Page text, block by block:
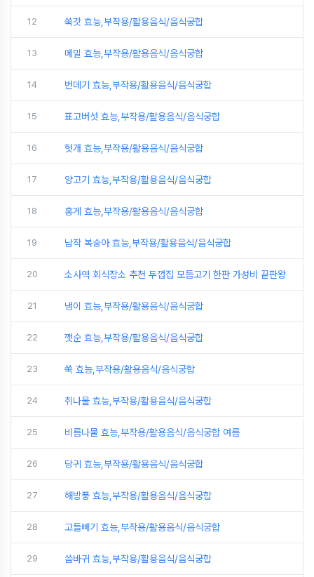
12 쑥갓 효능,부작용/활용음식/음식궁합
13 메밀 효능,부작용/활용음식/음식궁합
14 번데기 효능,부작용/활용음식/음식궁합
15 표고버섯 효능,부작용/활용음식/음식궁합
16 헛개 효능,부작용/활용음식/음식궁합
17 양고기 효능,부작용/활용음식/음식궁합
18 홍게 효능,부작용/활용음식/음식궁합
19 납작 복숭아 효능,부작용/활용음식/음식궁합
20 소사역 회식장소 추천 두껍집 모듬고기 한판 가성비 끝판왕
21 냉이 효능,부작용/활용음식/음식궁합
22 깻순 효능,부작용/활용음식/음식궁합
23 쑥 효능,부작용/활용음식/음식궁합
24 취나물 효능,부작용/활용음식/음식궁합
25 비름나물 효능,부작용/활용음식/음식궁합 여름
26 당귀 효능,부작용/활용음식/음식궁합
27 해방풍 효능,부작용/활용음식/음식궁합
28 고들빼기 효능,부작용/활용음식/음식궁합
29 씀바귀 효능,부작용/활용음식/음식궁합